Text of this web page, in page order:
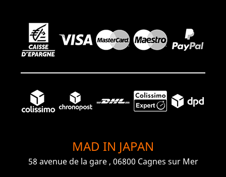
MAD IN JAPAN
58 avenue de la gare , 06800 Cagnes sur Mer